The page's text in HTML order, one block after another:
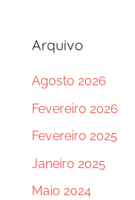
Arquivo
Agosto 2026
Fevereiro 2026
Fevereiro 2025
Janeiro 2025
Maio 2024